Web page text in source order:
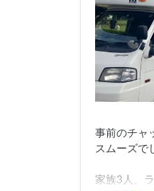
事前のチャ
スムーズで
家族3人、